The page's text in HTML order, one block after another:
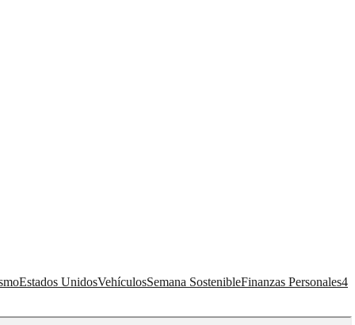
Estados UnidosVehículosSemana SostenibleFinanzas Personales4